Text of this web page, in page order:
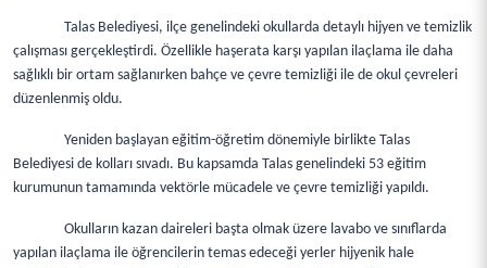
Talas Belediyesi, ilçe genelindeki okullarda detaylı hijyen ve temizlik
çalışması gerçekleştirdi. Özellikle haşerata karşı yapılan ilaçlama ile daha
sağlıklı bir ortam sağlanırken bahçe ve çevre temizliği ile de okul çevreleri
düzenlenmiş oldu.
Yeniden başlayan eğitim-öğretim dönemiyle birlikte Talas
Belediyesi de kolları sıvadı. Bu kapsamda Talas genelindeki 53 eğitim
kurumunun tamamında vektörle mücadele ve çevre temizliği yapıldı.
Okulların kazan daireleri başta olmak üzere lavabo ve sınıflarda
yapılan ilaçlama ile öğrencilerin temas edeceği yerler hijyenik hale